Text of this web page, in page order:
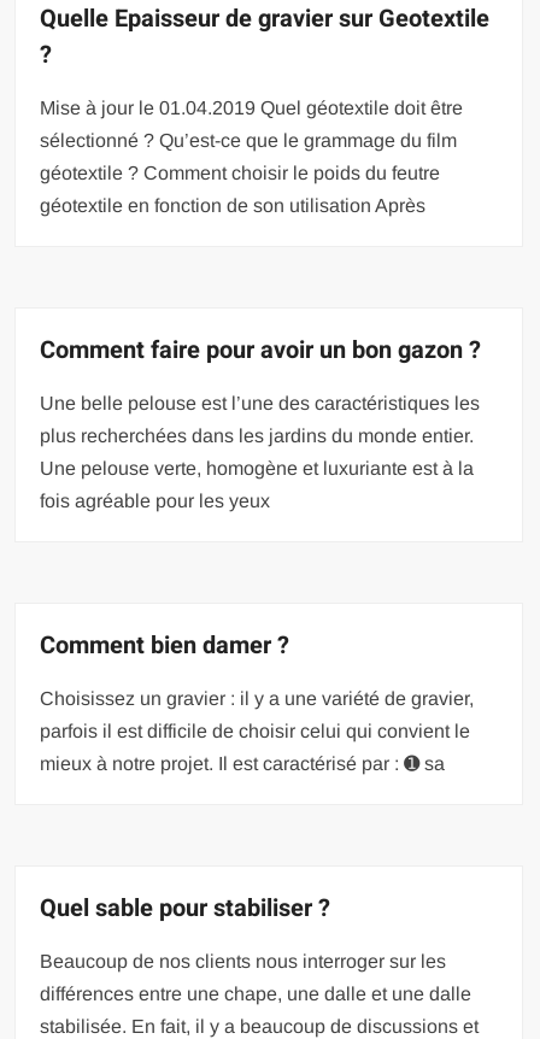
Quelle Epaisseur de gravier sur Geotextile
?
Mise à jour le 01.04.2019 Quel géotextile doit être
sélectionné ? Qu’est-ce que le grammage du film
géotextile ? Comment choisir le poids du feutre
géotextile en fonction de son utilisation Après
Comment faire pour avoir un bon gazon ?
Une belle pelouse est l’une des caractéristiques les
plus recherchées dans les jardins du monde entier.
Une pelouse verte, homogène et luxuriante est à la
fois agréable pour les yeux
Comment bien damer ?
Choisissez un gravier : il y a une variété de gravier,
parfois il est difficile de choisir celui qui convient le
mieux à notre projet. Il est caractérisé par : ➊ sa
Quel sable pour stabiliser ?
Beaucoup de nos clients nous interroger sur les
différences entre une chape, une dalle et une dalle
stabilisée. En fait, il y a beaucoup de discussions et